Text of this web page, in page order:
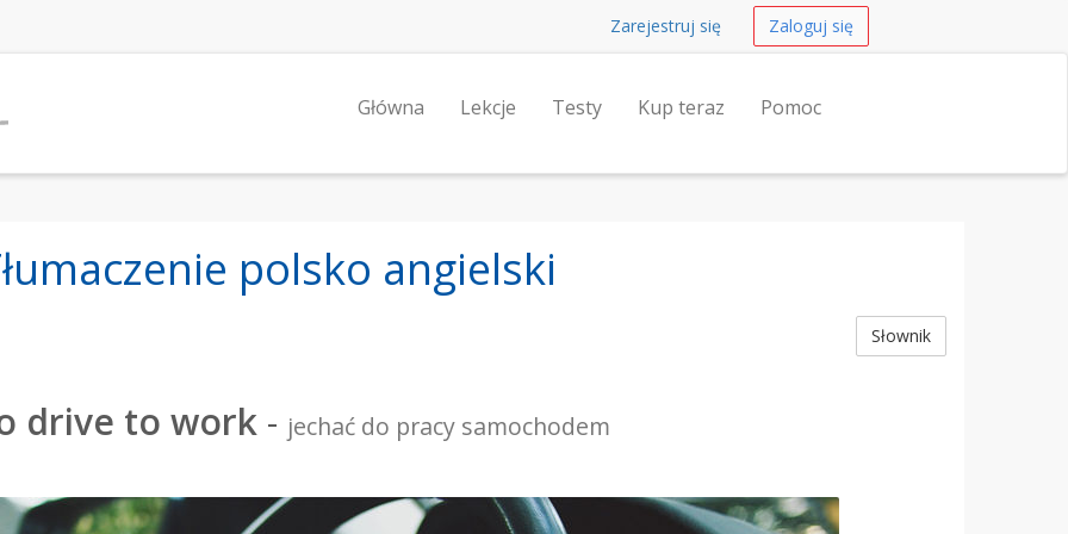
Zarejestruj się Zaloguj się
Główna Lekcje Testy Kup teraz Pomoc
polsko angielski
Słownik
drive to work- jechać do pracy samochodem